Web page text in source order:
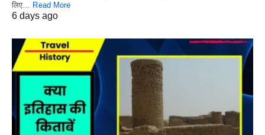
लिए… Read More
6 days ago